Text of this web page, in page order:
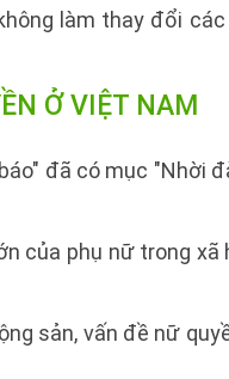
làm thay đổi
Ở VIỆT NAM
đã có mục "Nhời
của phụ nữ trong
sản, vấn đề nữ